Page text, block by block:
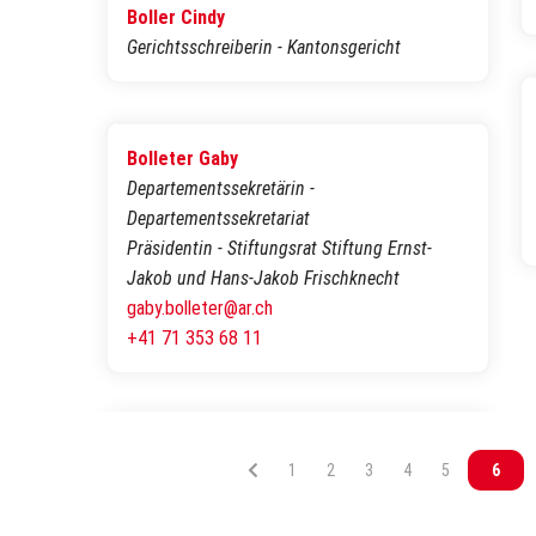
Boller Cindy
Gerichtsschreiberin - Kantonsgericht
Bolleter Gaby
Departementssekretärin -
Departementssekretariat
Präsidentin - Stiftungsrat Stiftung Ernst-
Jakob und Hans-Jakob Frischknecht
gaby.bolleter@ar.ch
+41 71 353 68 11
Vous êtes sur la page
1 Vous êtes sur la page
2 Vous êtes sur la page
3 Vous êtes sur la
4 Vous êtes
5 Vous
6